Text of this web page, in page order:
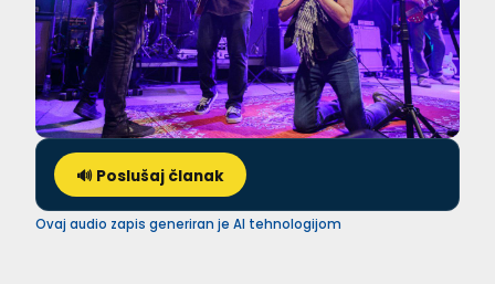
🔊 Poslušaj članak
Ovaj audio zapis generiran je AI tehnologijom